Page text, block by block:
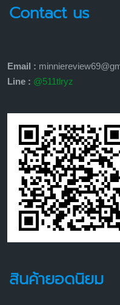
Contact us
Email :
Line : @511tlryz
สินค้ายอดนิยม